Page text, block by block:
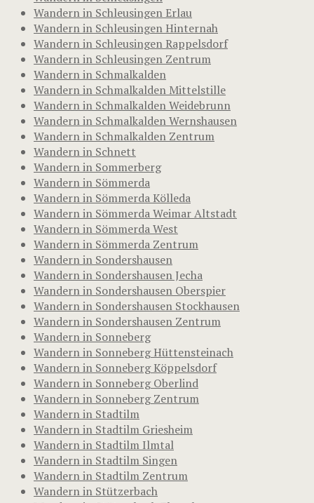
Wandern in Schleusingen Erlau
Wandern in Schleusingen Hinternah
Wandern in Schleusingen Rappelsdorf
Wandern in Schleusingen Zentrum
Wandern in Schmalkalden
Wandern in Schmalkalden Mittelstille
Wandern in Schmalkalden Weidebrunn
Wandern in Schmalkalden Wernshausen
Wandern in Schmalkalden Zentrum
Wandern in Schnett
Wandern in Sommerberg
Wandern in Sömmerda
Wandern in Sömmerda Kölleda
Wandern in Sömmerda Weimar Altstadt
Wandern in Sömmerda West
Wandern in Sömmerda Zentrum
Wandern in Sondershausen
Wandern in Sondershausen Jecha
Wandern in Sondershausen Oberspier
Wandern in Sondershausen Stockhausen
Wandern in Sondershausen Zentrum
Wandern in Sonneberg
Wandern in Sonneberg Hüttensteinach
Wandern in Sonneberg Köppelsdorf
Wandern in Sonneberg Oberlind
Wandern in Sonneberg Zentrum
Wandern in Stadtilm
Wandern in Stadtilm Griesheim
Wandern in Stadtilm Ilmtal
Wandern in Stadtilm Singen
Wandern in Stadtilm Zentrum
Wandern in Stützerbach